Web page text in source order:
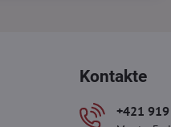
Kontakte
+421